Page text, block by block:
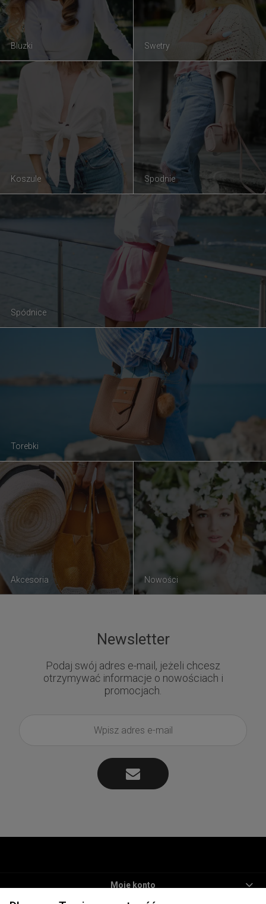
Bluzki Swetry
Spódnice
Koszule Spodnie
Torebki
Akcesoria Nowości
Newsletter
Podaj swój adres e-mail, jeżeli chcesz
otrzymywać informacje o nowościach i
promocjach.
Moje konto